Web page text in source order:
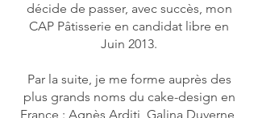
décide de passer, avec succès, mon
CAP Pâtisserie en candidat libre en
Juin 2013.
Par la suite, je me forme auprès des
plus grands noms du cake-design en
France : Agnès Arditi, Galina Duverne